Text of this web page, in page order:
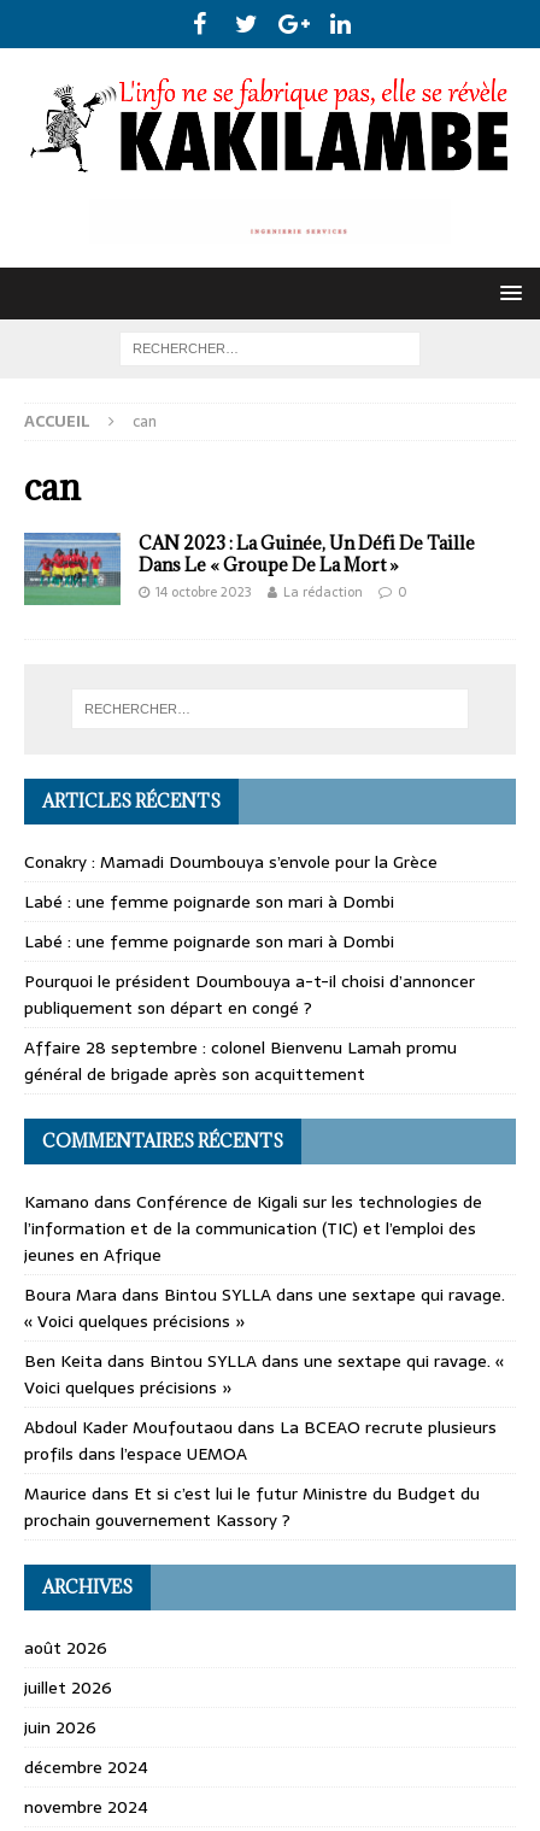
ACCUEIL can
can
CAN 2023 : La Guinée, Un Défi De Taille
Dans Le « Groupe De La Mort »
14 octobre 2023 La rédaction 0
ARTICLES RÉCENTS
Conakry : Mamadi Doumbouya s’envole pour la Grèce
Labé : une femme poignarde son mari à Dombi
Labé : une femme poignarde son mari à Dombi
Pourquoi le président Doumbouya a-t-il choisi d’annoncer
publiquement son départ en congé ?
Affaire 28 septembre : colonel Bienvenu Lamah promu
général de brigade après son acquittement
COMMENTAIRES RÉCENTS
Kamano dans Conférence de Kigali sur les technologies de
l’information et de la communication (TIC) et l’emploi des
jeunes en Afrique
Boura Mara dans Bintou SYLLA dans une sextape qui ravage.
« Voici quelques précisions »
Ben Keita dans Bintou SYLLA dans une sextape qui ravage. «
Voici quelques précisions »
Abdoul Kader Moufoutaou dans La BCEAO recrute plusieurs
profils dans l’espace UEMOA
Maurice dans Et si c’est lui le futur Ministre du Budget du
prochain gouvernement Kassory ?
ARCHIVES
août 2026
juillet 2026
juin 2026
décembre 2024
novembre 2024